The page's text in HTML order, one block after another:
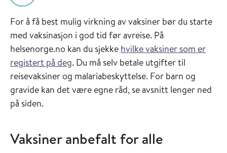
For å få best mulig virkning av vaksiner bør du starte
med vaksinasjon i god tid før avreise. På
helsenorge.no kan du sjekke hvilke vaksiner som er
registert på deg. Du må selv betale utgifter til
reisevaksiner og malariabeskyttelse. For barn og
gravide kan det være egne råd, se avsnitt lenger ned
på siden.
Vaksiner anbefalt for alle